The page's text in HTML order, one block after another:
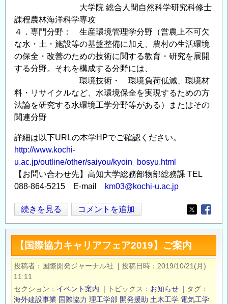
研
究・
調
査
（地
津
波
関
の
公
募
の
大学院 総合人間自然科学研究科修士
課程農林海洋科学専攻
４．専門分野： 生産環境管理学分野（営農上不可欠
な水・土・施設等の基盤整備に加え、農村の生活環境
の保全・改善のための技術に関する教育・研究を展開
する分野。それを構成する分野には、
環境技術・ 環境負荷低減、環境材
料・リサイクルなど、水環境保全を実現するための方
法論を研究する水環境工学分野等がある）またはその
関連分野
詳細は以下URLの本学HPでご確認ください。
http://www.kochi-
u.ac.jp/outline/other/saiyou/kyoin_bosyu.html
【お問い合わせ先】高知大学総務部物部総務課 TEL
088-864-5215 E-mail
km03@kochi-u.ac.jp
高
知
大
学
農
林
海
洋
続きを見る コメントを追加
Opens in
【国際協力キャリアフェア2019】ご案内
投稿者 国際開発ジャーナル社 | 投稿日時
2019/10/21(月)
11:11
セクション
イベント案内 | トピックス お知らせ | タグ
海外建設事業 国際協力 理工学部 開発援助 土木工学 電気工学